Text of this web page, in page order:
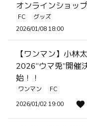
オンラインショッ
FC
グッズ
2026/01/08 18:00
【ワンマン】小林
2026“ウマ兎”開催
始！！
ワンマン
FC
2026/01/02 19:00